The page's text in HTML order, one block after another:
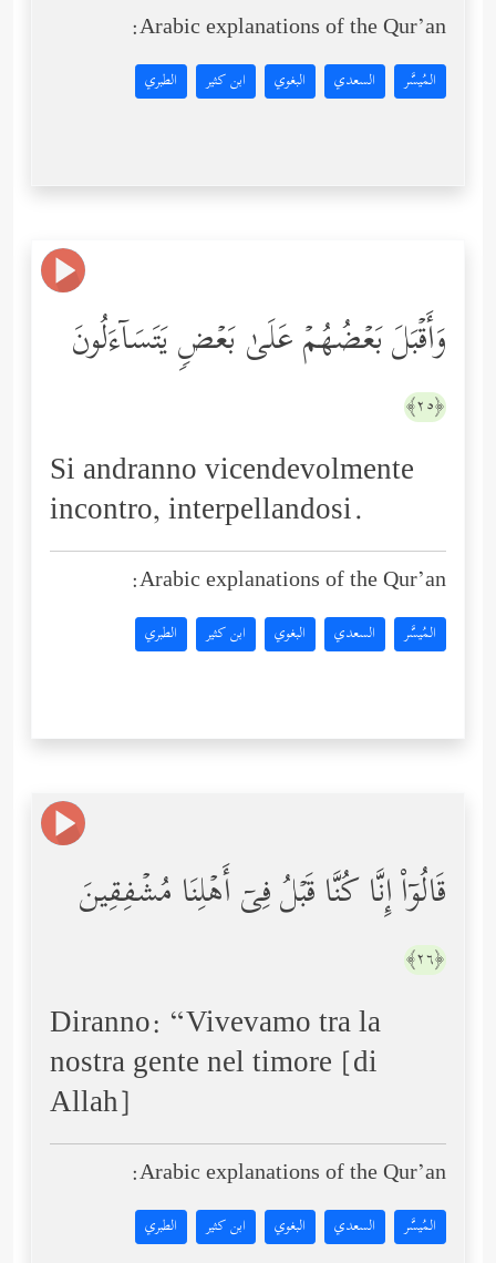
Arabic explanations of the Qur’an:
المُيسَّر السعدي البغوي ابن كثير الطبري
وَأَقۡبَلَ بَعۡضُهُمۡ عَلَىٰ بَعۡضࣲ یَتَسَاۤءَلُونَ
﴿٢٥﴾
Si andranno vicendevolmente
incontro, interpellandosi.
Arabic explanations of the Qur’an:
المُيسَّر السعدي البغوي ابن كثير الطبري
قَالُوۤاْ إِنَّا كُنَّا قَبۡلُ فِیۤ أَهۡلِنَا مُشۡفِقِینَ
﴿٢٦﴾
Diranno: “Vivevamo tra la
nostra gente nel timore [di
Allah]
Arabic explanations of the Qur’an:
المُيسَّر السعدي البغوي ابن كثير الطبري